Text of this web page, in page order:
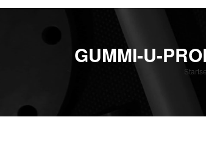
GUMMI-U-